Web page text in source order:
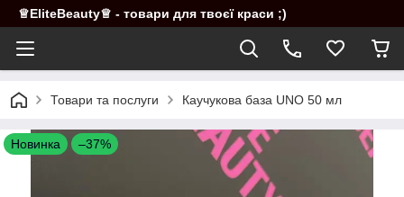
♕EliteBeauty♕ - товари для твоєї краси ;)
Товари та послуги Каучукова база UNO 50 мл
Новинка –37%